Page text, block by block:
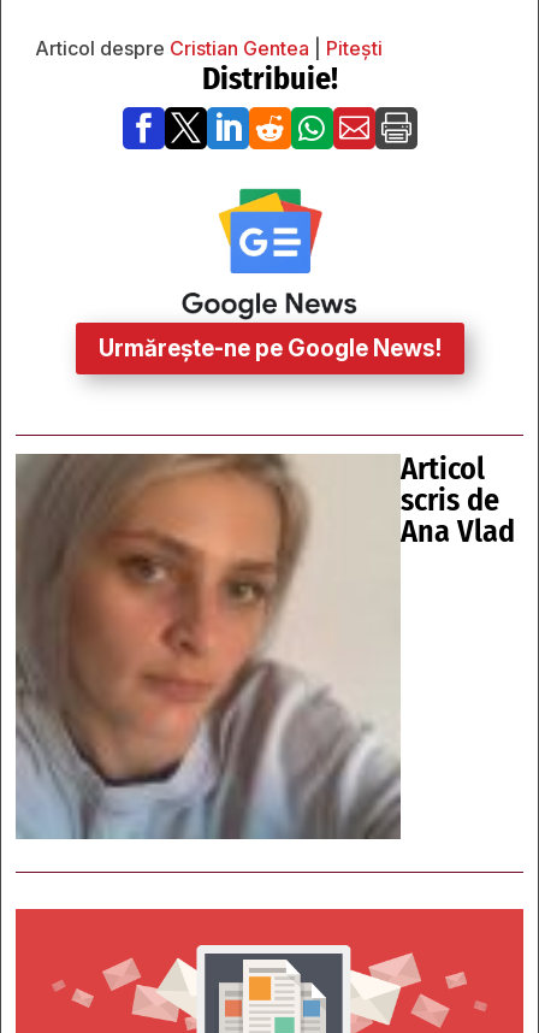
Articol despre Cristian Gentea Pitești
Distribuie!
      
Urmărește-ne pe Google News!
Articol
scris de
Ana Vlad